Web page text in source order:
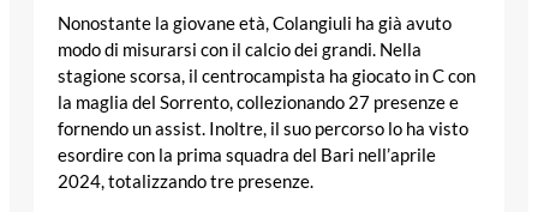
Nonostante la giovane età, Colangiuli ha già avuto
modo di misurarsi con il calcio dei grandi. Nella
stagione scorsa, il centrocampista ha giocato in C con
la maglia del Sorrento, collezionando 27 presenze e
fornendo un assist. Inoltre, il suo percorso lo ha visto
esordire con la prima squadra del Bari nell’aprile
2024, totalizzando tre presenze.